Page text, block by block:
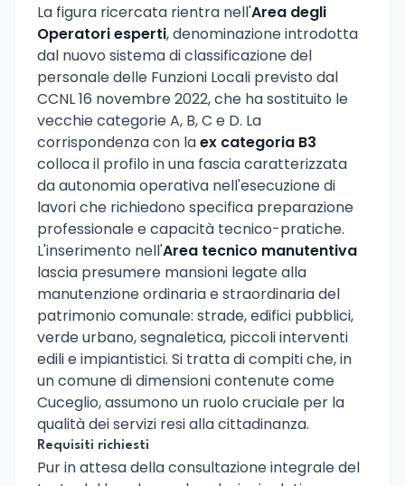
La figura ricercata rientra nell'Area degli
Operatori esperti, denominazione introdotta
dal nuovo sistema di classificazione del
personale delle Funzioni Locali previsto dal
CCNL 16 novembre 2022, che ha sostituito le
vecchie categorie A, B, C e D. La
corrispondenza con laex categoria B3
colloca il profilo in una fascia caratterizzata
da autonomia operativa nell'esecuzione di
lavori che richiedono specifica preparazione
professionale e capacità tecnico-pratiche.
L'inserimento nell'Area tecnico manutentiva
lascia presumere mansioni legate alla
manutenzione ordinaria e straordinaria del
patrimonio comunale: strade, edifici pubblici,
verde urbano, segnaletica, piccoli interventi
edili e impiantistici. Si tratta di compiti che, in
un comune di dimensioni contenute come
Cuceglio, assumono un ruolo cruciale per la
qualità dei servizi resi alla cittadinanza.
Requisiti richiesti
Pur in attesa della consultazione integrale del